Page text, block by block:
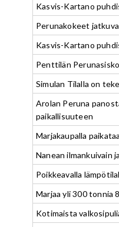
Kasvis-Kartano
Perunakokeet
Kasvis-Kartano
Penttilän
Simulan Tilalla on
Arolan Peruna
paikallisuuteen
Marjakaupalla
Nanean ilmankuivain
Poikkeavalla
Marjaa yli 300 tonnia
Kotimaista